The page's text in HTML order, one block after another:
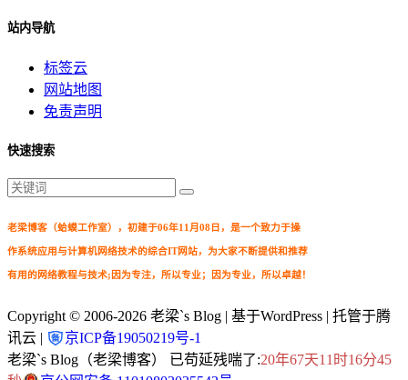
站内导航
标签云
网站地图
免责声明
快速搜索
老梁博客（蛤蟆工作室），初建于06年11月08日，是一个致力于操
作系统应用与计算机网络技术的综合IT网站，为大家不断提供和推荐
有用的网络教程与技术;因为专注，所以专业；因为专业，所以卓越！
Copyright © 2006-2026 老梁`s Blog | 基于WordPress | 托管于腾
讯云 |
京ICP备19050219号-1
老梁`s Blog（老梁博客） 已苟延残喘了:20年67天11时16分45